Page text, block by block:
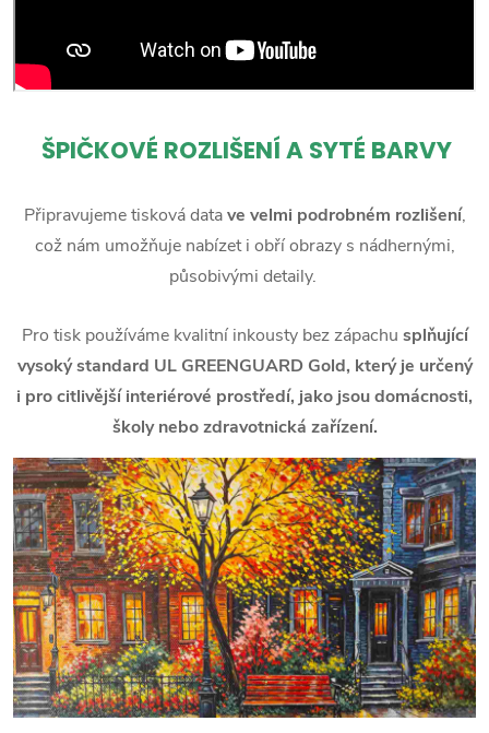
ŠPIČKOVÉ ROZLIŠENÍ A SYTÉ BARVY
Připravujeme tisková datave velmi podrobném rozlišení,
což nám umožňuje nabízet i obří obrazy s nádhernými,
působivými detaily.
Pro tisk používáme kvalitní inkousty bez zápachu splňující
vysoký standard UL GREENGUARD Gold, který je určený
i pro citlivější interiérové prostředí, jako jsou domácnosti,
školy nebo zdravotnická zařízení.